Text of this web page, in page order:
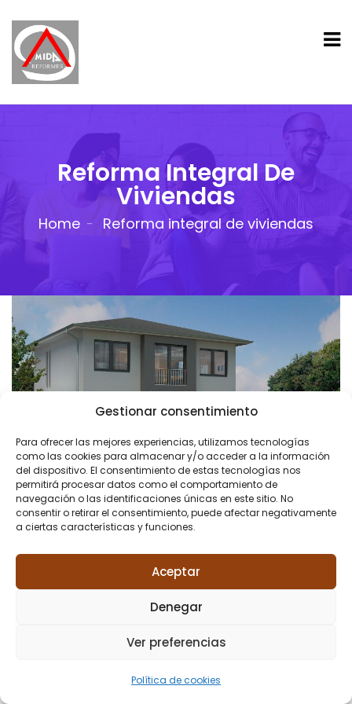
Gestionar consentimiento
Para ofrecer las mejores experiencias, utilizamos tecnologías
como las cookies para almacenar y/o acceder a la información
del dispositivo. El consentimiento de estas tecnologías nos
permitirá procesar datos como el comportamiento de
navegación o las identificaciones únicas en este sitio. No
consentir o retirar el consentimiento, puede afectar negativamente
a ciertas características y funciones.
Aceptar
Denegar
Ver preferencias
Política de cookies
Reforma Integral De
Viviendas
Home Reforma integral de viviendas